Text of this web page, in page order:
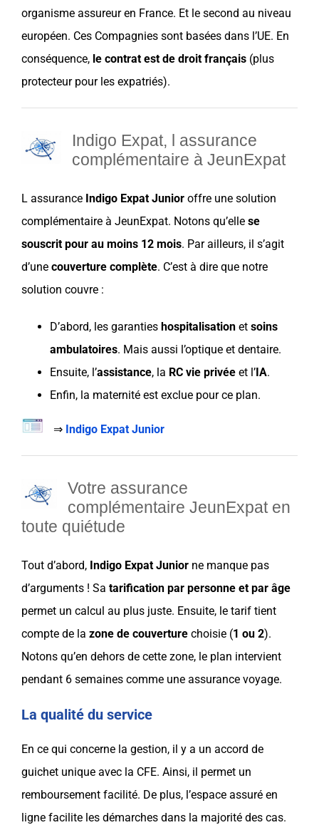
organisme assureuren France. Et le second au niveau
européen. Ces Compagnies sont basées dans l’UE. En
conséquence, le contrat est de droit français (plus
protecteur pour les expatriés).
Indigo Expat, l assurance
complémentaire à JeunExpat
L assurance Indigo Expat Junior offre une solution
complémentaire à JeunExpat. Notons qu’elle se
souscrit pour au moins 12 mois. Par ailleurs, il s’agit
d’une couverture complète. C’est à dire que notre
solution couvre :
D’abord, les garanties hospitalisation et soins
ambulatoires. Mais aussi l’optique et dentaire.
Ensuite, l’assistance, la RC vie privée et l’IA.
Enfin, la maternité est exclue pour ce plan.
⇒ Indigo Expat Junior
Votre assurance
complémentaire JeunExpat en
toute quiétude
Tout d’abord, Indigo Expat Junior ne manque pas
d’arguments ! Sa tarification par personne et par âge
permet un calcul au plus juste. Ensuite, le tarif tient
compte de la zone de couverture choisie (1 ou 2).
Notons qu’en dehors de cette zone, le plan intervient
pendant 6 semaines comme une assurance voyage.
La qualité du service
En ce qui concerne la gestion, il y a un accord de
guichet unique avec la CFE. Ainsi, il permet un
remboursement facilité. De plus, l’espace assuré en
ligne facilite les démarches dans la majorité des cas.